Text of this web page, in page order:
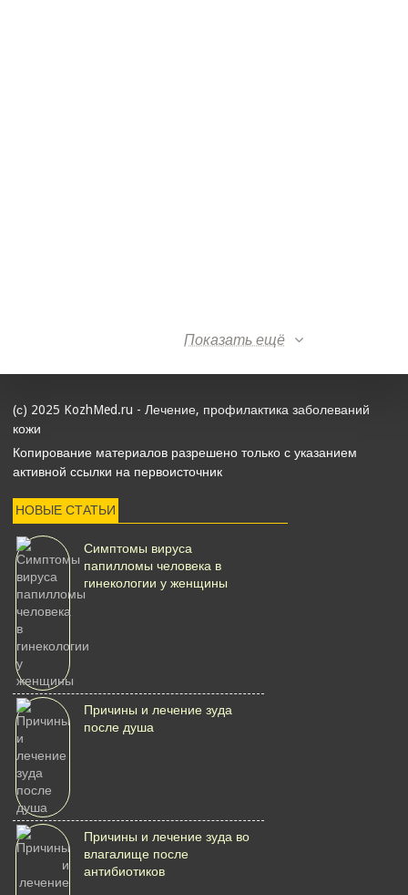
Показать ещё
(с) 2025 KozhMed.ru - Лечение, профилактика заболеваний
кожи
Копирование материалов разрешено только с указанием
активной ссылки на первоисточник
НОВЫЕ СТАТЬИ
Симптомы вируса
папилломы человека в
гинекологии у женщины
Причины и лечение зуда
после душа
Причины и лечение зуда во
влагалище после
антибиотиков